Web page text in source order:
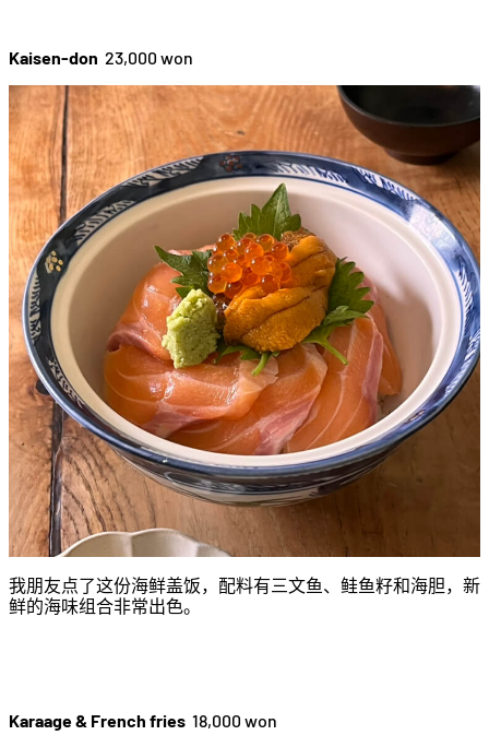
Kaisen-don 23,000 won
我朋友点了这份海鲜盖饭，配料有三文鱼、鲑鱼籽和海胆，新
鲜的海味组合非常出色。
Karaage & French fries 18,000 won